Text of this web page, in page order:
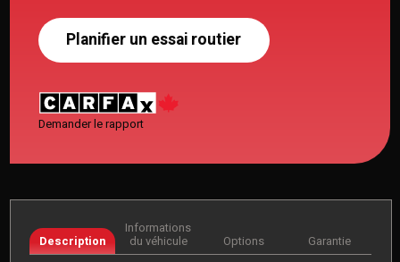
Planifier un essai routier
Demander le rapport
Description
Informations
du véhicule
Options Garantie